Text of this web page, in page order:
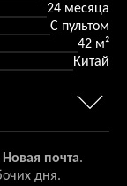
24 месяца
С пультом
42 м²
Китай
Новая почта.
дня.